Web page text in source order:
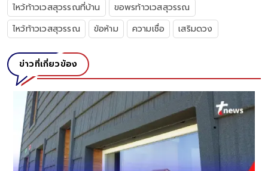
ไหว้ท้าวเวสสุวรรณที่บ้าน
ขอพรท้าวเวสสุวรรณ
ไหว้ท้าวเวสสุวรรณ
ข้อห้าม ความเชื่อ เสริมดวง
ข่าวที่เกี่ยวข้อง